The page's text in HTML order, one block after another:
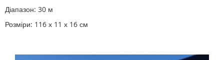
Діапазон: 30 м
Розміри: 116 х 11 х 16 см